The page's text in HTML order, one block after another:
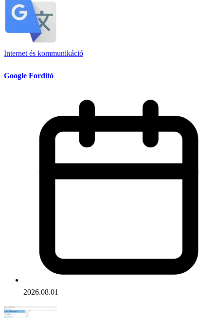
Internet és kommunikáció
Google Fordító
2026.08.01